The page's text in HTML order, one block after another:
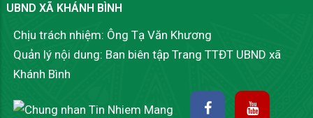
UBND XÃ KHÁNH BÌNH
Chịu trách nhiệm: Ông Tạ Văn Khương
Quản lý nội dung: Ban biên tập Trang TTĐT UBND xã
Khánh Bình